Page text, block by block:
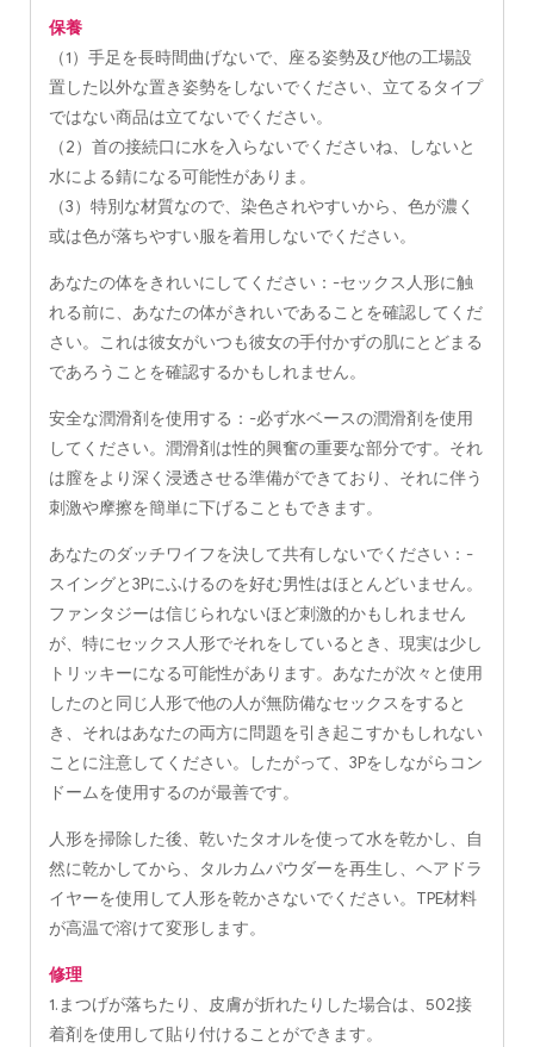
保養
（1）手足を長時間曲げないで、座る姿勢及び他の工場設
置した以外な置き姿勢をしないでください、立てるタイプ
ではない商品は立てないでください。
（2）首の接続口に水を入らないでくださいね、しないと
水による錆になる可能性がありま。
（3）特別な材質なので、染色されやすいから、色が濃く
或は色が落ちやすい服を着用しないでください。
あなたの体をきれいにしてください：-セックス人形に触
れる前に、あなたの体がきれいであることを確認してくだ
さい。これは彼女がいつも彼女の手付かずの肌にとどまる
であろうことを確認するかもしれません。
安全な潤滑剤を使用する：-必ず水ベースの潤滑剤を使用
してください。潤滑剤は性的興奮の重要な部分です。それ
は膣をより深く浸透させる準備ができており、それに伴う
刺激や摩擦を簡単に下げることもできます。
あなたのダッチワイフを決して共有しないでください：-
スイングと3Pにふけるのを好む男性はほとんどいません。
ファンタジーは信じられないほど刺激的かもしれません
が、特にセックス人形でそれをしているとき、現実は少し
トリッキーになる可能性があります。あなたが次々と使用
したのと同じ人形で他の人が無防備なセックスをすると
き、それはあなたの両方に問題を引き起こすかもしれない
ことに注意してください。したがって、3Pをしながらコン
ドームを使用するのが最善です。
人形を掃除した後、乾いたタオルを使って水を乾かし、自
然に乾かしてから、タルカムパウダーを再生し、ヘアドラ
イヤーを使用して人形を乾かさないでください。TPE材料
が高温で溶けて変形します。
修理
1.まつげが落ちたり、皮膚が折れたりした場合は、502接
着剤を使用して貼り付けることができます。